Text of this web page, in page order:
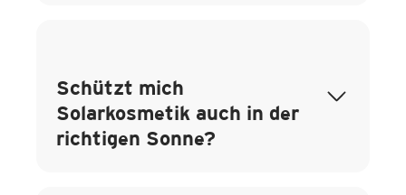
Schützt mich
Solarkosmetik auch in der
richtigen Sonne?